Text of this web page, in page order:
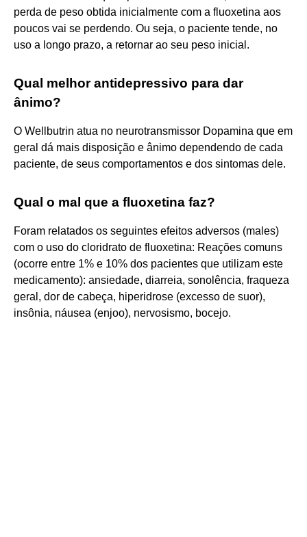
perda de peso obtida inicialmente com a fluoxetina aos
poucos vai se perdendo. Ou seja, o paciente tende, no
uso a longo prazo, a retornar ao seu peso inicial.
Qual melhor antidepressivo para dar
ânimo?
O Wellbutrin atua no neurotransmissor Dopamina que em
geral dá mais disposição e ânimo dependendo de cada
paciente, de seus comportamentos e dos sintomas dele.
Qual o mal que a fluoxetina faz?
Foram relatados os seguintes efeitos adversos (males)
com o uso do cloridrato de fluoxetina: Reações comuns
(ocorre entre 1% e 10% dos pacientes que utilizam este
medicamento): ansiedade, diarreia, sonolência, fraqueza
geral, dor de cabeça, hiperidrose (excesso de suor),
insônia, náusea (enjoo), nervosismo, bocejo.